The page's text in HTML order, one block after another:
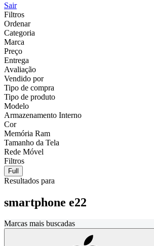
Sair
Filtros
Ordenar
Categoria
Marca
Preço
Entrega
Avaliação
Vendido por
Tipo de compra
Tipo de produto
Modelo
Armazenamento Interno
Cor
Memória Ram
Tamanho da Tela
Rede Móvel
Filtros
Full
Resultados para
smartphone e22
Marcas mais buscadas